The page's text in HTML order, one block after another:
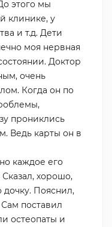
этого мы
клинике, у
и т.д. Дети
моя нервная
Доктор
очень
Когда он по
прониклись
Ведь карты он в
каждое его
хорошо,
дочку. Пояснил,
Сам поставил
остеопаты и